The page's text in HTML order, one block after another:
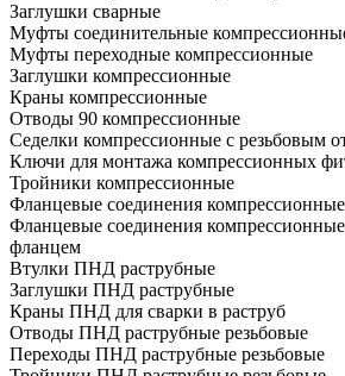
Заглушки сварные
Муфты соединительные
Муфты переходные компрессионные
Заглушки компрессионные
Краны компрессионные
Отводы 90 компрессионные
Седелки компрессионные с резьбовым
Ключи для монтажа компрессионных
Тройники компрессионные
Фланцевые соединения компрессионные
Фланцевые соединения
фланцем
Втулки ПНД раструбные
Заглушки ПНД раструбные
Краны ПНД для сварки в раструб
Отводы ПНД раструбные резьбовые
Переходы ПНД раструбные резьбовые